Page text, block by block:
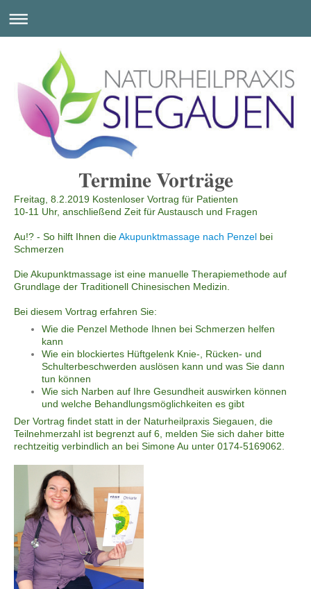
Termine Vorträge
Freitag, 8.2.2019 Kostenloser Vortrag für Patienten
10-11 Uhr, anschließend Zeit für Austausch und Fragen
Au!? - So hilft Ihnen dieAkupunktmassage nach Penzel bei
Schmerzen
Die Akupunktmassage ist eine manuelle Therapiemethode auf
Grundlage der Traditionell Chinesischen Medizin.
Bei diesem Vortrag erfahren Sie:
Wie die Penzel Methode Ihnen bei Schmerzen helfen
kann
Wie ein blockiertes Hüftgelenk Knie-, Rücken- und
Schulterbeschwerden auslösen kann und was Sie dann
tun können
Wie sich Narben auf Ihre Gesundheit auswirken können
und welche Behandlungsmöglichkeiten es gibt
Der Vortrag findet statt in der Naturheilpraxis Siegauen, die
Teilnehmerzahl ist begrenzt auf 6, melden Sie sich daher bitte
rechtzeitig verbindlich an bei Simone Au unter 0174-5169062.